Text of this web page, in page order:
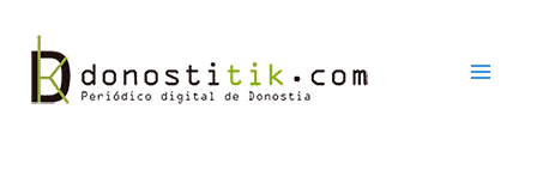
contenido